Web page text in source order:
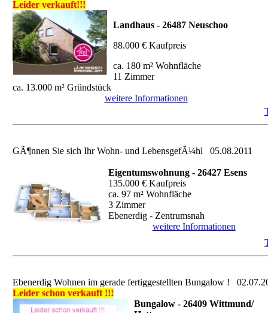
Leider verkauft!!!
Landhaus - 26487 Neuschoo
88.000 € Kaufpreis
ca. 180 m² Wohnfläche
11 Zimmer
ca. 13.000 m² Gründstück
weitere Informationen
GÃ¶nnen Sie sich Ihr Wohn- und LebensgefÃ¼hl 05.08.2011
Eigentumswohnung - 26427 Esens
135.000 € Kaufpreis
ca. 97 m² Wohnfläche
3 Zimmer
Ebenerdig - Zentrumsnah
weitere Informationen
Ebenerdig Wohnen im gerade fertiggestellten Bungalow !
Leider schon verkauft !!!
Bungalow - 26409 Wittmund/